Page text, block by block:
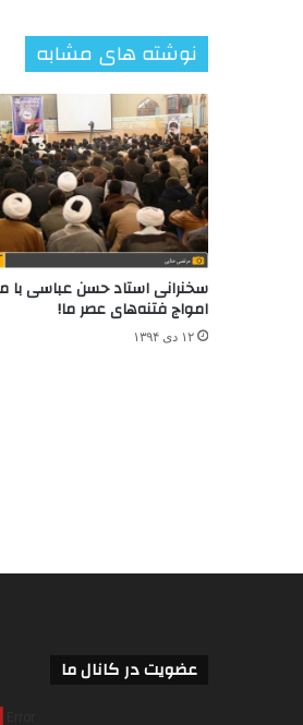
نوشته های مشابه
سخنرانی استاد حسن عباسی
امواج فتنه‌های عصر ما!
۱۲ دی ۱۳۹۴
عضویت در کانال ما